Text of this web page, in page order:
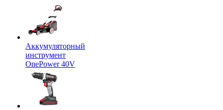
Аккумуляторный
инструмент
OnePower 40V